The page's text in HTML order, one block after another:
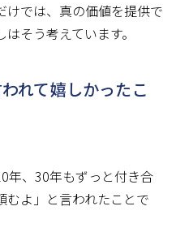
けでは、真の価値を提供で
そう考えています。
れて嬉しかったこ
年、30年もずっと付き合
むよ」と言われたことで